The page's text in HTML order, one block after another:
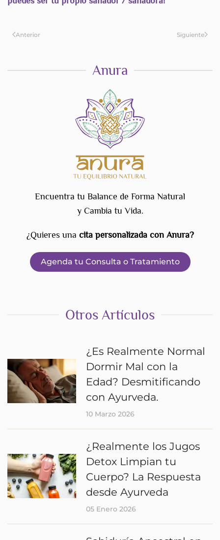
Anterior Siguiente
Anura
Encuentra tu Balance de Forma Natural
y Cambia tu Vida.
¿Quieres una cita personalizada con Anura?
Agenda tu Consulta o Tratamiento
Otros Artículos
¿Es Realmente Normal
Dormir Mal con la
Edad? Desmitificando
con Ayurveda.
10 Marzo 2026
¿Realmente los Jugos
Detox Limpian tu
Cuerpo? La Respuesta
desde Ayurveda
05 Enero 2026